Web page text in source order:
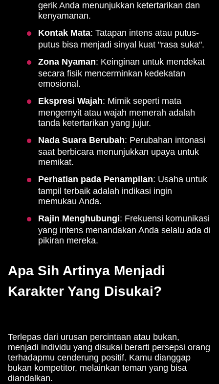
gerik Anda menunjukkan ketertarikan dan
kenyamanan.
Kontak Mata: Tatapan intens atau putus-
putus bisa menjadi sinyal kuat "rasa suka".
Zona Nyaman: Keinginan untuk mendekat
secara fisik mencerminkan kedekatan
emosional.
Ekspresi Wajah: Mimik seperti mata
mengernyit atau wajah memerah adalah
tanda ketertarikan yang jujur.
Nada Suara Berubah: Perubahan intonasi
saat berbicara menunjukkan upaya untuk
memikat.
Perhatian pada Penampilan: Usaha untuk
tampil terbaik adalah indikasi ingin
memukau Anda.
Rajin Menghubungi: Frekuensi komunikasi
yang intens menandakan Anda selalu ada di
pikiran mereka.
Apa Sih Artinya Menjadi
Karakter Yang Disukai?
Terlepas dari urusan percintaan atau bukan,
menjadi individu yang disukai berarti persepsi orang
terhadapmu cenderung positif. Kamu dianggap
bukan kompetitor, melainkan teman yang bisa
diandalkan.